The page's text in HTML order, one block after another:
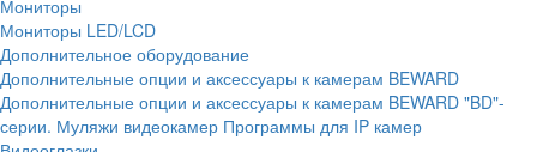
Мониторы
Мониторы LED/LCD
Дополнительное оборудование
Дополнительные опции и аксессуары к камерам BEWARD
Дополнительные опции и аксессуары к камерам BEWARD "BD"-
серии. Муляжи видеокамер Программы для IP камер